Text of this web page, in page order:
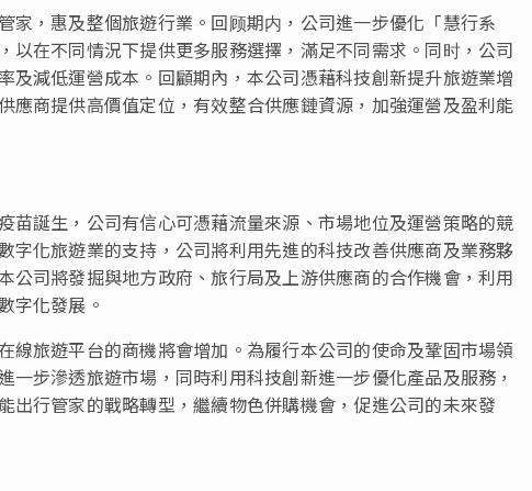
，惠及整個旅遊行業。回顾期内，公司進一步優化「慧行系
在不同情況下提供更多服務選擇，滿足不同需求。同时，公司
及減低運營成本。回顧期內，本公司憑藉科技創新提升旅遊業增
應商提供高價值定位，有效整合供應鏈資源，加強運營及盈利能
誕生，公司有信心可憑藉流量來源、市場地位及運營策略的競
化旅遊業的支持，公司將利用先進的科技改善供應商及業務夥
司將發掘與地方政府、旅行局及上游供應商的合作機會，利用
字化發展。
線旅遊平台的商機將會增加。為履行本公司的使命及鞏固市場領
步滲透旅遊市場，同時利用科技創新進一步優化產品及服務，
出行管家的戰略轉型，繼續物色併購機會，促進公司的未來發